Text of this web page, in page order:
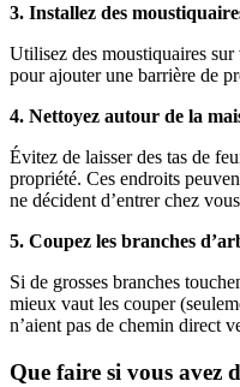
3. Installez des
Utilisez des moustiquaires sur
pour ajouter une barrière de
4. Nettoyez autour de la
Évitez de laisser des tas de
propriété. Ces endroits
ne décident d’entrer chez
5. Coupez les branches
Si de grosses branches
mieux vaut les couper
n’aient pas de chemin direct
Que faire si vous avez